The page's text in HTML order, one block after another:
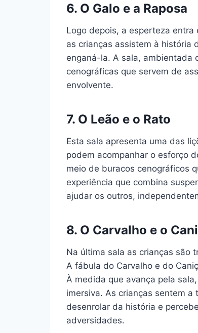
6. O Galo e a Raposa
Logo depois, a esperteza
as crianças assistem à história
enganá-la. A sala, ambientada
cenográficas que servem de
envolvente.
7. O Leão e o Rato
Esta sala apresenta uma das
podem acompanhar o esforço
meio de buracos cenográficos
experiência que combina
ajudar os outros,
8. O Carvalho e o
Na última sala as crianças são
A fábula do Carvalho e do
À medida que avança pela
imersiva. As crianças sentem
desenrolar da história e
adversidades.